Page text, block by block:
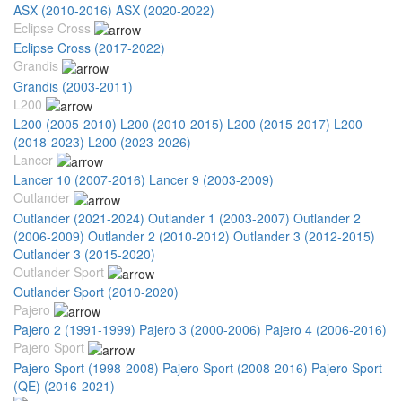
ASX (2010-2016) ASX (2020-2022)
Eclipse Cross
Eclipse Cross (2017-2022)
Grandis
Grandis (2003-2011)
L200
L200 (2005-2010) L200 (2010-2015) L200 (2015-2017) L200
(2018-2023) L200 (2023-2026)
Lancer
Lancer 10 (2007-2016) Lancer 9 (2003-2009)
Outlander
Outlander (2021-2024) Outlander 1 (2003-2007) Outlander 2
(2006-2009) Outlander 2 (2010-2012) Outlander 3 (2012-2015)
Outlander 3 (2015-2020)
Outlander Sport
Outlander Sport (2010-2020)
Pajero
Pajero 2 (1991-1999) Pajero 3 (2000-2006) Pajero 4 (2006-2016)
Pajero Sport
Pajero Sport (1998-2008) Pajero Sport (2008-2016) Pajero Sport
(QE) (2016-2021)